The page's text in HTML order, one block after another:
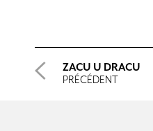
ZACU U DRACU
PRÉCÉDENT